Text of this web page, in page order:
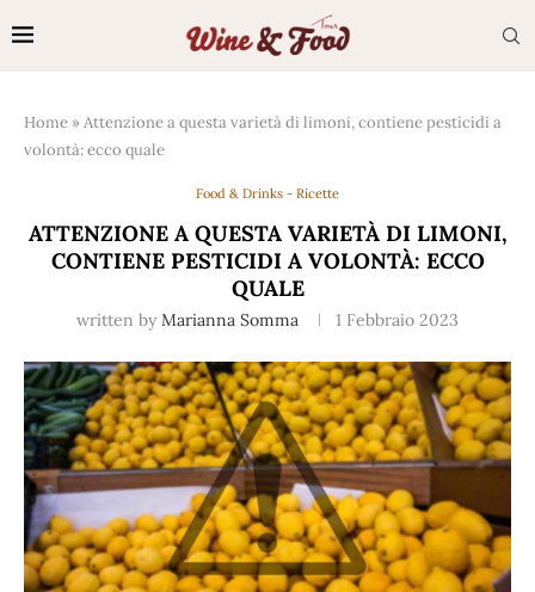
Home »Attenzione a questa varietà di limoni, contiene pesticidi a
volontà: ecco quale
Food & Drinks - Ricette
ATTENZIONE A QUESTA VARIETÀ DI LIMONI,
CONTIENE PESTICIDI A VOLONTÀ: ECCO
QUALE
written by Marianna Somma 1 Febbraio 2023